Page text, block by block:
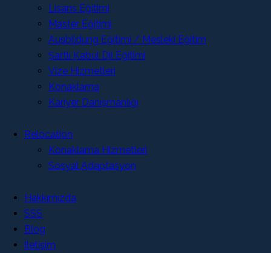
Lisans Eğitimi
Master Eğitimi
Ausbildung Eğitimi / Mesleki Eğitim
Şartlı Kabul Dil Eğitimi
Vize Hizmetleri
Konaklama
Kariyer Danışmanlığı
Relocation
Konaklama Hizmetleri
Sosyal Adaptasyon
Hakkımızda
SSS
Blog
İletişim